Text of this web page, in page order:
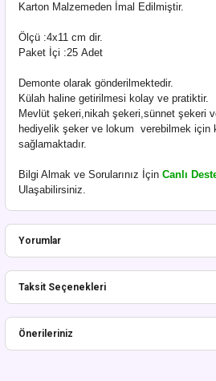
Karton Malzemeden İmal Edilmiştir.
Ölçü :4x11 cm dir.
Paket İçi :25 Adet
Demonte olarak gönderilmektedir.
Külah haline getirilmesi kolay ve pratiktir.
Mevlüt şekeri,nikah şekeri,sünnet şekeri
hediyelik şeker ve lokum verebilmek için
sağlamaktadır.
Bilgi Almak ve Sorularınız İçin Canlı
Ulaşabilirsiniz.
Yorumlar
Bu ürüne ilk yorumu
Taksit Seçenekleri
Önerileriniz